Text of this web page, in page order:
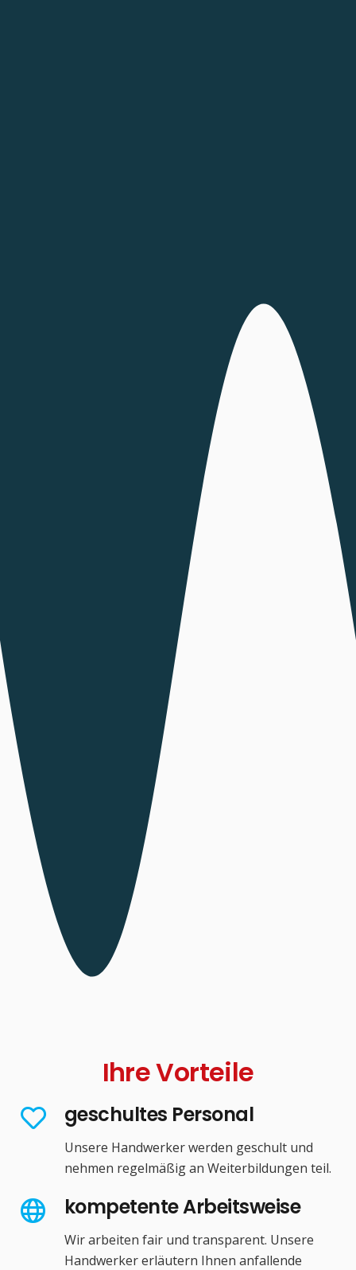
Ihre Vorteile
geschultes Personal
Unsere Handwerker werden geschult und
nehmen regelmäßig an Weiterbildungen teil.
kompetente Arbeitsweise
Wir arbeiten fair und transparent. Unsere
Handwerker erläutern Ihnen anfallende